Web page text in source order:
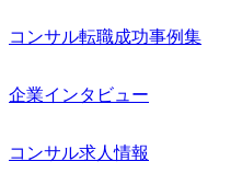
コンサル転職成功事例集
企業インタビュー
コンサル求人情報